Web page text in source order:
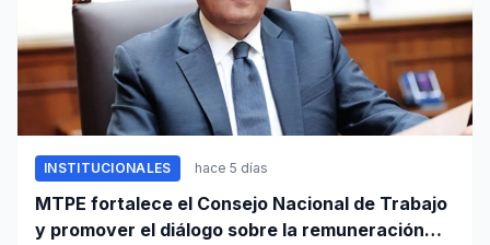
INSTITUCIONALES hace 5 días
MTPE fortalece el Consejo Nacional de Trabajo
y promover el diálogo sobre la remuneración